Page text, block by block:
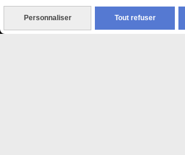
Personnaliser Tout refuser